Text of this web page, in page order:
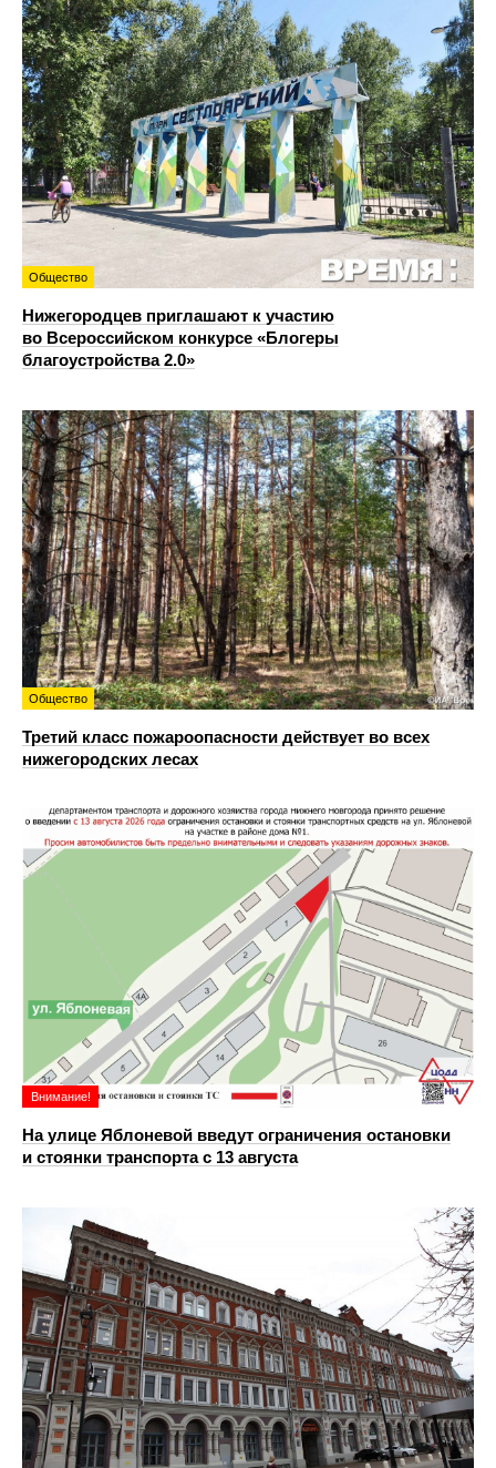
Общество
Нижегородцев приглашают к участию
во Всероссийском конкурсе «Блогеры
благоустройства 2.0»
Общество
Третий класс пожароопасности действует во всех
нижегородских лесах
Внимание!
На улице Яблоневой введут ограничения остановки
и стоянки транспорта с 13 августа